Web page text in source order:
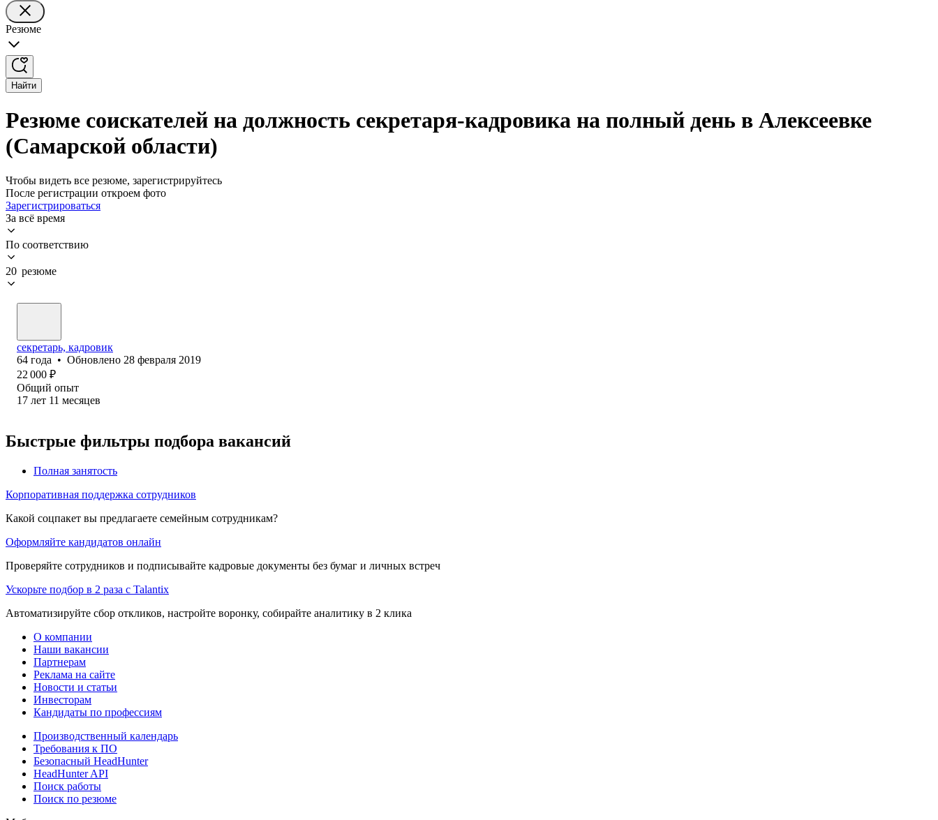
Резюме
Найти
Резюме соискателей на должность секретаря-кадровика на полный день в Алексеевке
(Самарской области)
Чтобы видеть все резюме, зарегистрируйтесь
После регистрации откроем фото
Зарегистрироваться
За всё время
По соответствию
20 резюме
секретарь, кадровик
64 года • Обновлено 28 февраля 2019
22 000 ₽
Общий опыт
17 лет 11 месяцев
Быстрые фильтры подбора вакансий
Полная занятость
Корпоративная поддержка сотрудников
Какой соцпакет вы предлагаете семейным сотрудникам?
Оформляйте кандидатов онлайн
Проверяйте сотрудников и подписывайте кадровые документы без бумаг и личных встреч
Ускорьте подбор в 2 раза с Talantix
Автоматизируйте сбор откликов, настройте воронку, собирайте аналитику в 2 клика
О компании
Наши вакансии
Партнерам
Реклама на сайте
Новости и статьи
Инвесторам
Кандидаты по профессиям
Производственный календарь
Требования к ПО
Безопасный HeadHunter
HeadHunter API
Поиск работы
Поиск по резюме